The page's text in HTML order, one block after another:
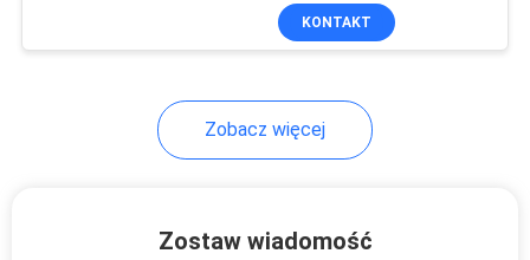
Przejrzysty ekran
KONTAKT
Zobacz więcej
Zostaw wiadomość